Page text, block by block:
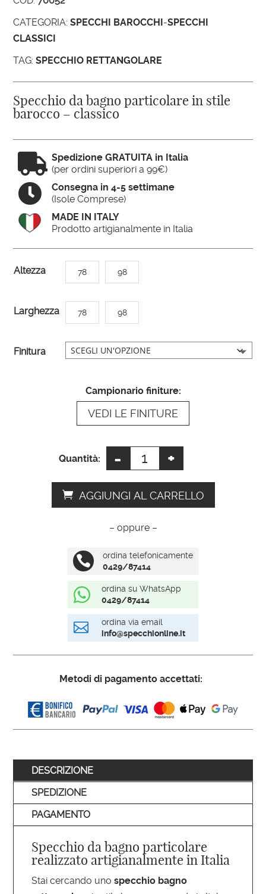
CATEGORIA:SPECCHI BAROCCHI -SPECCHI
CLASSICI
TAG:SPECCHIO RETTANGOLARE
Specchio da bagno particolare in stile
barocco – classico
 Spedizione GRATUITA in Italia
(per ordini superiori a 99€)

Consegna in 4-5 settimane
(Isole Comprese)
MADE IN ITALY
Prodotto artigianalmente in Italia
Altezza 78 98
Larghezza 78 98
Finitura
Campionario finiture:
VEDI LE FINITURE
Quantità: -
Specchio
bagno
quantità
+
AGGIUNGI AL CARRELLO
A
e
n
– oppure –

ordina telefonicamente
0429/87414

ordina su WhatsApp
0429/87414

ordina via email
info@specchionline.it
Metodi di pagamento accettati:
DESCRIZIONE
SPEDIZIONE
PAGAMENTO
Specchio da bagno particolare
realizzato artigianalmente in Italia
Stai cercando unospecchio bagno